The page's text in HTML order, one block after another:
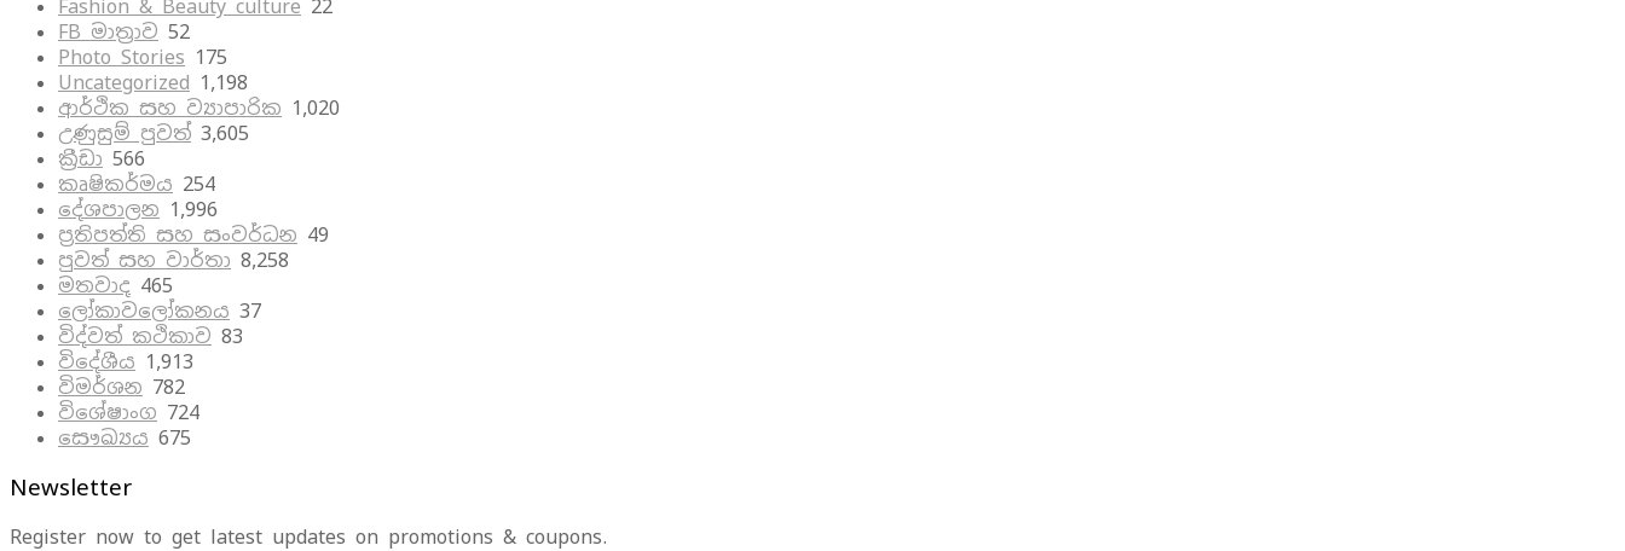
Fashion & Beauty culture 22
FB මාත්‍රාව 52
Photo Stories 175
Uncategorized 1,198
ආර්ථික සහ ව්‍යාපාරික 1,020
උණුසුම් පුවත් 3,605
ක්‍රීඩා 566
කෘෂිකර්මය 254
දේශපාලන 1,996
ප්‍රතිපත්ති සහ සංවර්ධන 49
පුවත් සහ වාර්තා 8,258
මතවාද 465
ලෝකාවලෝකනය 37
විද්වත් කථිකාව 83
විදේශීය 1,913
විමර්ශන 782
විශේෂාංග 724
සෞඛ්‍යය 675
Newsletter
Register now to get latest updates on promotions & coupons.